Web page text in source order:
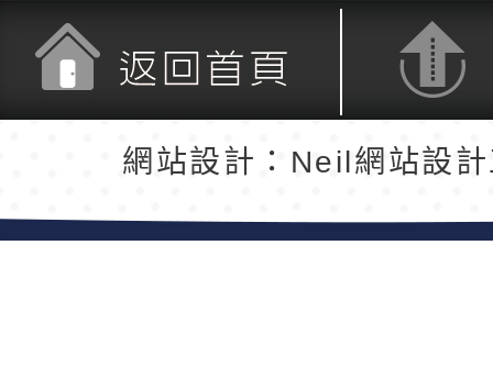
返回頂端
網站設計：Neil網站設